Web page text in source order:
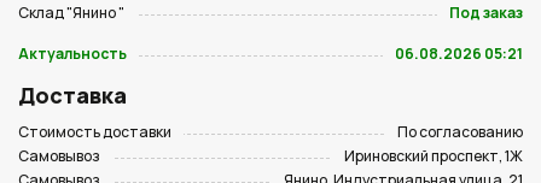
Склад "Янино "
Под заказ
Актуальность
06.08.2026 05:21
Доставка
Стоимость доставки
По согласованию
Самовывоз
Ириновский проспект, 1Ж